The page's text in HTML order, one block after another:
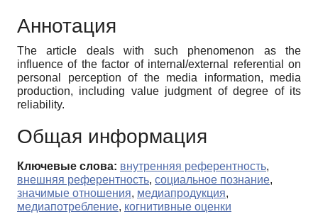
Аннотация
The article deals with such phenomenon as the
influence of the factor of internal/external referential on
personal perception of the media information, media
production, including value judgment of degree of its
reliability.
Общая информация
Ключевые слова: внутренняя референтность,
внешняя референтность, социальное познание,
значимые отношения, медиапродукция,
медиапотребление, когнитивные оценки